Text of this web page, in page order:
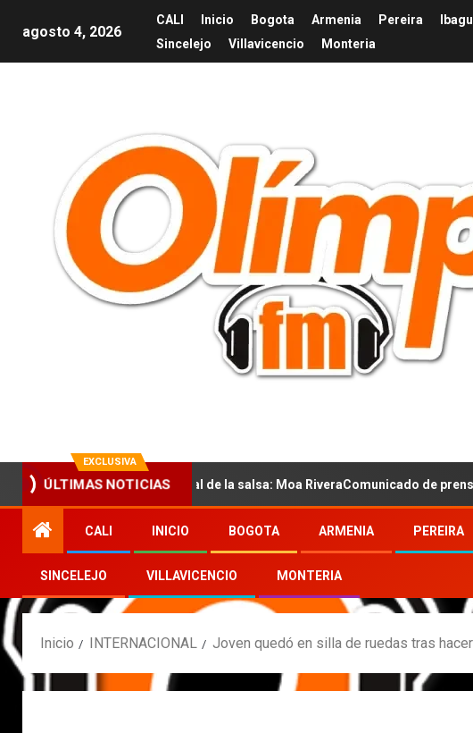
agosto 4, 2026
CALI Inicio Bogota Armenia Pereira
Sincelejo
Villavicencio Monteria
EXCLUSIVA
ÚLTIMAS NOTICIAS
la nueva voz sensual de la salsa: Moa RiveraComunicado de prensa
CALI INICIO BOGOTA ARMENIA PEREIRA
SINCELEJO VILLAVICENCIO MONTERIA
Inicio INTERNACIONAL Joven quedó en silla de ruedas tras